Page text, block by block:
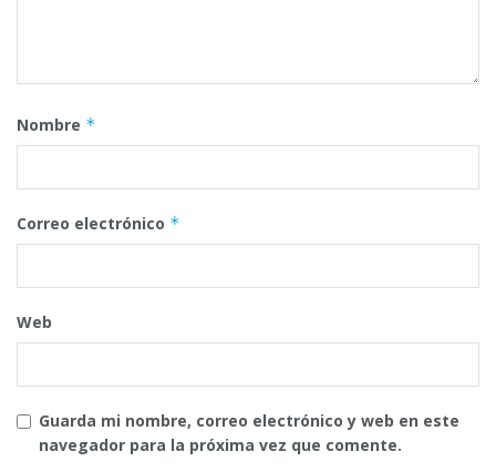
Nombre *
Correo electrónico *
Web
Guarda mi nombre, correo electrónico y web en este
navegador para la próxima vez que comente.